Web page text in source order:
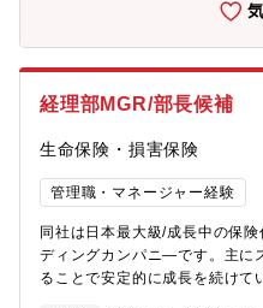
の指導・育成、業務改善の推進
名子会社を含めて経理全体で
B-first株式会社について】Agu
ある株式会社AB&Companyと
の2社で担っております。2社に
勤務しており、組織や役割等も
おりますので、組織およびポ
会社の所属となる可能性があり
違はございません。
経理部MGR/部長候補
生命保険・損害保険
管理職・マネージャー経験
同社は日本最大級/成長中の保
ディングカンパニ―です。主に
ることで安定的に成長を続けて